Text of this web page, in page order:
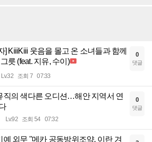
] KiiiKiii 웃음을 몰고 온 소녀들과 함께
릇 (feat. 지유, 수이)
Lv.32 조회 7 07:33
0
댓글
직의 색다른 오디션…해안 지역서 연
Lv.92 조회 54 07:32
0
댓글
예 외무 "메카 공동방위조약, 이란 겨